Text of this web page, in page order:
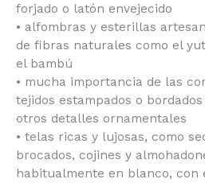
forjado o latón envejecido
• alfombras y esterillas
de fibras naturales como el
el bambú
• mucha importancia de las
tejidos estampados o
otros detalles ornamentales
• telas ricas y lujosas, como
brocados, cojines y
habitualmente en blanco, con